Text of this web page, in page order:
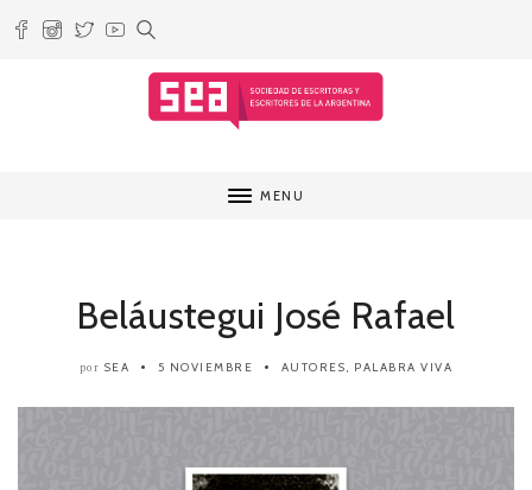
MENU
Beláustegui José Rafael
por SEA 5 NOVIEMBRE AUTORES, PALABRA VIVA